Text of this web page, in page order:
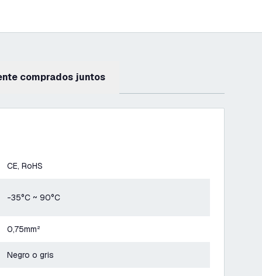
comprados juntos
CE, RoHS
-35°C ~ 90°C
0,75mm²
Negro o gris